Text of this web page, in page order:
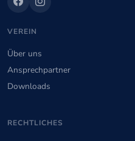
VEREIN
Über uns
Ansprechpartner
Downloads
RECHTLICHES